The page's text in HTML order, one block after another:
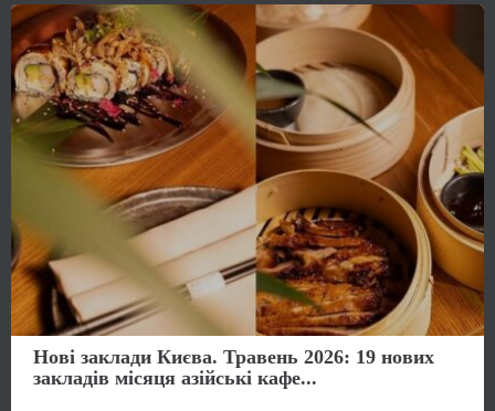
Нові заклади Києва. Травень 2026: 19 нових
закладів місяця азійські кафе...